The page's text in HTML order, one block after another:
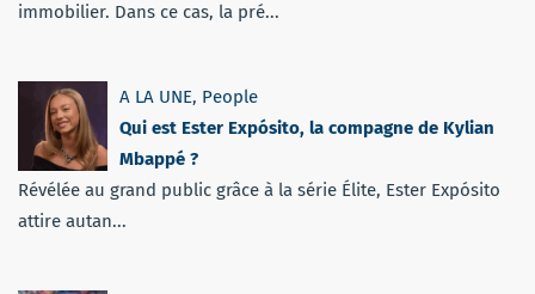
immobilier. Dans ce cas, la pré...
A LA UNE, People
Qui est Ester Expósito, la compagne de Kylian
Mbappé ?
Révélée au grand public grâce à la série Élite, Ester Expósito
attire autan...